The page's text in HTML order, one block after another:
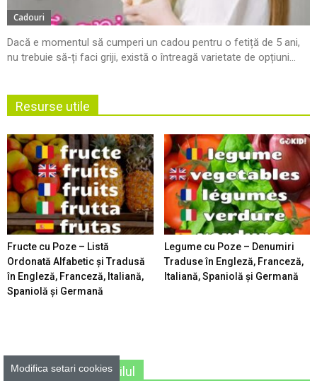
Cadouri
Dacă e momentul să cumperi un cadou pentru o fetiță de 5 ani,
nu trebuie să-ți faci griji, există o întreagă varietate de opțiuni...
Resurse utile
Fructe cu Poze – Listă
Ordonată Alfabetic şi Tradusă
în Engleză, Franceză, Italiană,
Spaniolă şi Germană
Legume cu Poze – Denumiri
Traduse în Engleză, Franceză,
Italiană, Spaniolă şi Germană
Unde iesim cu copilul
Modifica setari cookies